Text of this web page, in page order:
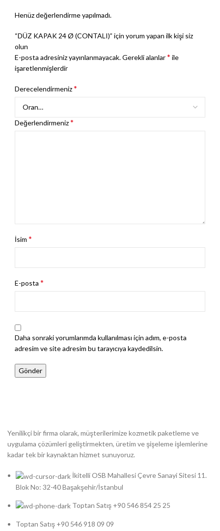
Henüz değerlendirme yapılmadı.
“DÜZ KAPAK 24 Ø (CONTALI)” için yorum yapan ilk kişi siz
olun
E-posta adresiniz yayınlanmayacak.Gerekli alanlar* ile
işaretlenmişlerdir
Derecelendirmeniz*
Değerlendirmeniz*
İsim *
E-posta *
Daha sonraki yorumlarımda kullanılması için adım, e-posta
adresim ve site adresim bu tarayıcıya kaydedilsin.
Yenilikçi bir firma olarak, müşterilerimize kozmetik paketleme ve
uygulama çözümleri geliştirmekten, üretim ve şişeleme işlemlerine
kadar tek bir kaynaktan hizmet sunuyoruz.
İkitelli OSB Mahallesi Çevre Sanayi Sitesi 11.
Blok No: 32-40 Başakşehir/İstanbul
Toptan Satış +90 546 854 25 25
Toptan Satış +90 546 918 09 09